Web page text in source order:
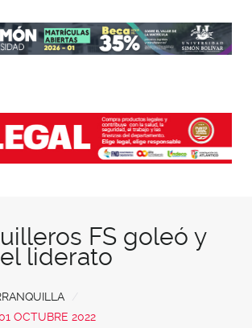
FS goleó y
liderato
OCTUBRE 2022